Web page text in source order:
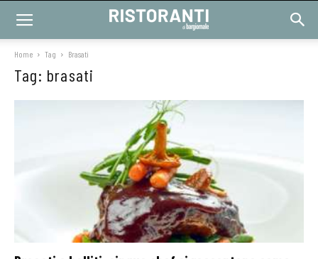
Home Tag Brasati
Tag: brasati